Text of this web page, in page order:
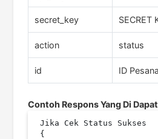
secret_key SECRET
action status
id ID
Contoh Respons Yang Di Dapat
Jika Cek Status Sukses
{